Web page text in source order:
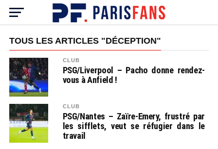
TOUS LES ARTICLES "DÉCEPTION"
CLUB
PSG/Liverpool – Pacho donne rendez-
vous à Anfield !
CLUB
PSG/Nantes – Zaïre-Emery, frustré par
les sifflets, veut se réfugier dans le
travail